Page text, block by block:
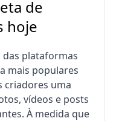
de
hoje
das plataformas
mais populares
criadores uma
vídeos e posts
À medida que